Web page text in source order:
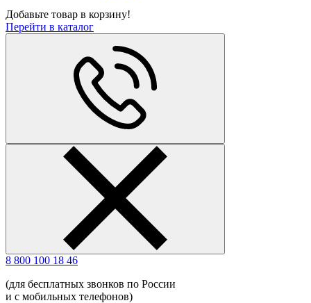
Добавьте товар в корзину!
Перейти в каталог
8 800 100 18 46
(для бесплатных звонков по России
и с мобильных телефонов)